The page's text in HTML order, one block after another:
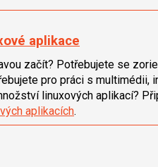
aplikace
začít? Potřebujete se
pro práci s multimédii,
linuxových aplikací?
aplikacích.